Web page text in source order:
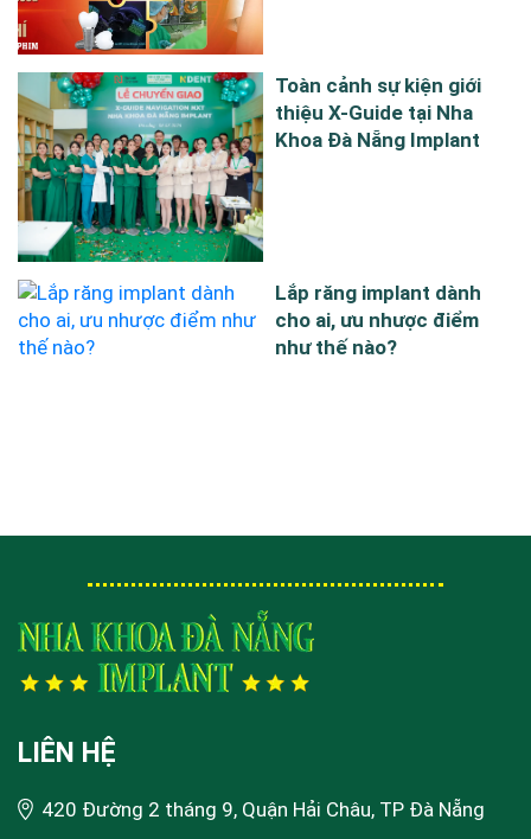
Toàn cảnh sự kiện giới
thiệu X-Guide tại Nha
Khoa Đà Nẵng Implant
Lắp răng implant dành
cho ai, ưu nhược điểm
như thế nào?
LIÊN HỆ
420 Đường 2 tháng 9, Quận Hải Châu, TP Đà Nẵng